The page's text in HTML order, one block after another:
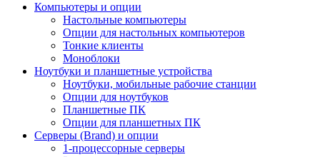
Компьютеры и опции
Настольные компьютеры
Опции для настольных компьютеров
Тонкие клиенты
Моноблоки
Ноутбуки и планшетные устройства
Ноутбуки, мобильные рабочие станции
Опции для ноутбуков
Планшетные ПК
Опции для планшетных ПК
Серверы (Brand) и опции
1-процессорные серверы